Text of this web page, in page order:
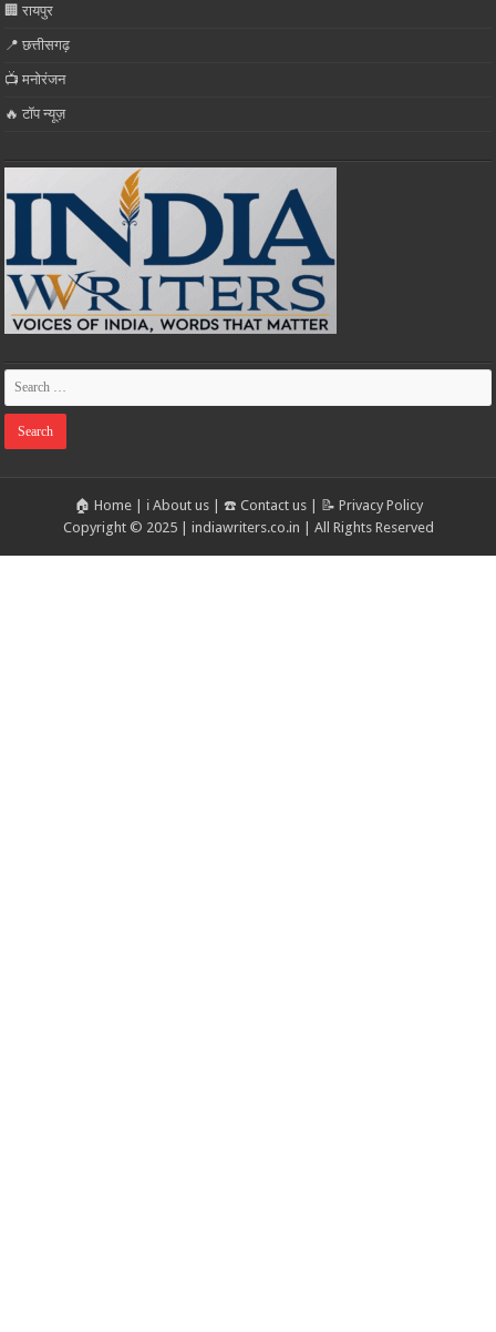
🏢 रायपुर
📍 छत्तीसगढ़
📺 मनोरंजन
🔥 टॉप न्यूज़
🏠 Home| ℹ️ About us| ☎️ Contact us| 📝 Privacy Policy
Copyright © 2025 | indiawriters.co.in | All Rights Reserved